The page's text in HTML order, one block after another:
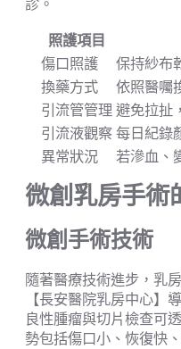
診。
照護項目
傷口照護
保持紗布
換藥方式
依照醫囑
引流管管理 避免拉扯
引流液觀察 每日紀錄
異常狀況
若滲血、
微創乳房手術
微創手術技術
隨著醫療技術進步，乳
【長安醫院乳房中心】
良性腫瘤與切片檢查可
勢包括傷口小、恢復快